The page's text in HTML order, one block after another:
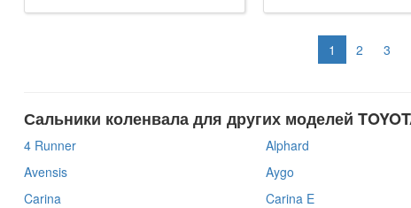
1 2 3
Сальники коленвала для других моделей
4 Runner Alphard
Avensis
Aygo
Carina
Carina E